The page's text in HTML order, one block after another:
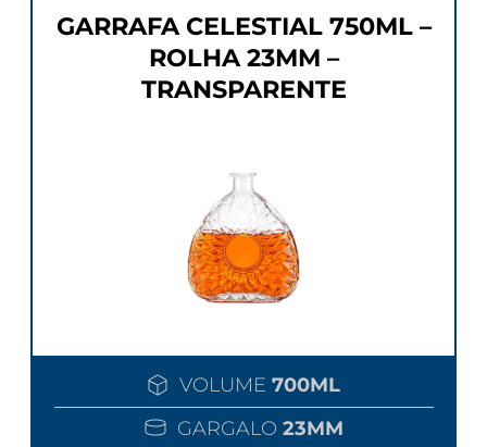
GARRAFA CELESTIAL 750ML –
ROLHA 23MM –
TRANSPARENTE
VOLUME 700ML
GARGALO 23MM